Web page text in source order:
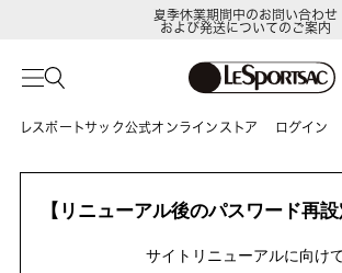
夏季休業期間中のお問い合わせ
および発送についてのご案内
レスポートサック公式オンラインストア ログイン
【リニューアル後のパスワード再設
サイトリニューアルに向け